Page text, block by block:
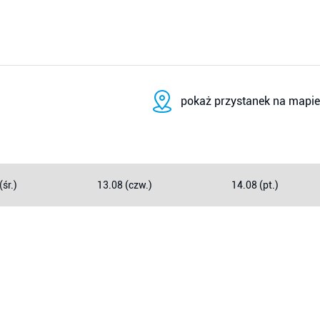
pokaż przystanek na mapie
13.08 (czw.) 14.08 (pt.)